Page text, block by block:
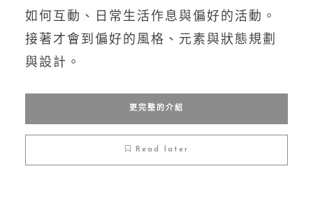
如何互動、日常生活作息與偏好的活動。
接著才會到偏好的風格、元素與狀態規劃
與設計。
更完整的介紹
Read later